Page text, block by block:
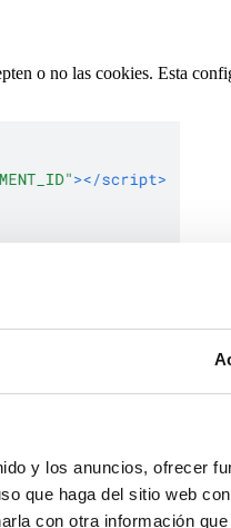
y los anuncios, ofrecer
que haga del sitio web
con otra información
o no las cookies. Esta
que el usuario indicó cuando